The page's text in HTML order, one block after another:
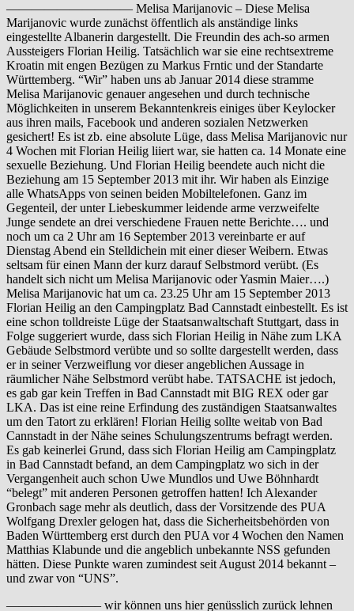
—————————— Melisa Marijanovic – Diese Melisa
Marijanovic wurde zunächst öffentlich als anständige links
eingestellte Albanerin dargestellt. Die Freundin des ach-so armen
Aussteigers Florian Heilig. Tatsächlich war sie eine rechtsextreme
Kroatin mit engen Bezügen zu Markus Frntic und der Standarte
Württemberg. “Wir” haben uns ab Januar 2014 diese stramme
Melisa Marijanovic genauer angesehen und durch technische
Möglichkeiten in unserem Bekanntenkreis einiges über Keylocker
aus ihren mails, Facebook und anderen sozialen Netzwerken
gesichert! Es ist zb. eine absolute Lüge, dass Melisa Marijanovic nur
4 Wochen mit Florian Heilig liiert war, sie hatten ca. 14 Monate eine
sexuelle Beziehung. Und Florian Heilig beendete auch nicht die
Beziehung am 15 September 2013 mit ihr. Wir haben als Einzige
alle WhatsApps von seinen beiden Mobiltelefonen. Ganz im
Gegenteil, der unter Liebeskummer leidende arme verzweifelte
Junge sendete an drei verschiedene Frauen nette Berichte…. und
noch um ca 2 Uhr am 16 September 2013 vereinbarte er auf
Dienstag Abend ein Stelldichein mit einer dieser Weibern. Etwas
seltsam für einen Mann der kurz darauf Selbstmord verübt. (Es
handelt sich nicht um Melisa Marijanovic oder Yasmin Maier….)
Melisa Marijanovic hat um ca. 23.25 Uhr am 15 September 2013
Florian Heilig an den Campingplatz Bad Cannstadt einbestellt. Es ist
eine schon tolldreiste Lüge der Staatsanwaltschaft Stuttgart, dass in
Folge suggeriert wurde, dass sich Florian Heilig in Nähe zum LKA
Gebäude Selbstmord verübte und so sollte dargestellt werden, dass
er in seiner Verzweiflung vor dieser angeblichen Aussage in
räumlicher Nähe Selbstmord verübt habe. TATSACHE ist jedoch,
es gab gar kein Treffen in Bad Cannstadt mit BIG REX oder gar
LKA. Das ist eine reine Erfindung des zuständigen Staatsanwaltes
um den Tatort zu erklären! Florian Heilig sollte weitab von Bad
Cannstadt in der Nähe seines Schulungszentrums befragt werden.
Es gab keinerlei Grund, dass sich Florian Heilig am Campingplatz
in Bad Cannstadt befand, an dem Campingplatz wo sich in der
Vergangenheit auch schon Uwe Mundlos und Uwe Böhnhardt
“belegt” mit anderen Personen getroffen hatten! Ich Alexander
Gronbach sage mehr als deutlich, dass der Vorsitzende des PUA
Wolfgang Drexler gelogen hat, dass die Sicherheitsbehörden von
Baden Württemberg erst durch den PUA vor 4 Wochen den Namen
Matthias Klabunde und die angeblich unbekannte NSS gefunden
hätten. Diese Punkte waren zumindest seit August 2014 bekannt –
und zwar von “UNS”.
———————– wir können uns hier genüsslich zurück lehnen